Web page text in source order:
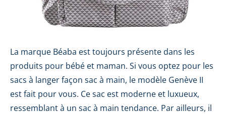
La marque Béaba est toujours présente dans les
produits pour bébé et maman. Si vous optez pour les
sacs à langer façon sac à main, le modèle Genève II
est fait pour vous. Ce sac est moderne et luxueux,
ressemblant à un sac à main tendance. Par ailleurs, il